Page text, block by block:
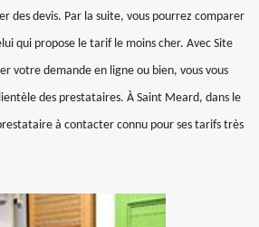
des devis. Par la suite, vous pourrez comparer
qui propose le tarif le moins cher. Avec Site
votre demande en ligne ou bien, vous vous
des prestataires. À Saint Meard, dans le
à contacter connu pour ses tarifs très